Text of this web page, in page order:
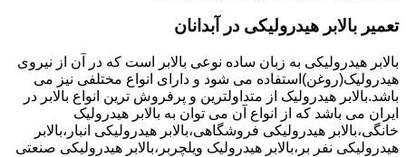
تعمیر بالابر هیدرولیکی در آبدانان
بالابر هیدرولیکی به زبان ساده نوعی بالابر است که در آن از نیروی
هیدرولیک(روغن)استفاده می شود و دارای انواع مختلفی نیز می
باشد.بالابر هیدرولیک از متداولترین و پرفروش ترین انواع بالابر در
ایران می باشد که از انواع آن می توان به بالابر هیدرولیک
خانگی،بالابر هیدرولیکی فروشگاهی،بالابر هیدرولیکی انبار،بالابر
هیدرولیکی نفر بر،بالابر هیدرولیک ویلچربر،بالابر هیدرولیکی صنعتی